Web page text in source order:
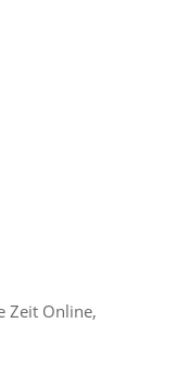
Zeit Online,